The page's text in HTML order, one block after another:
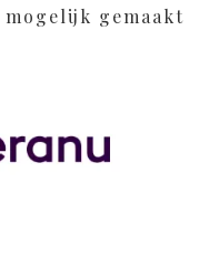
gemaakt